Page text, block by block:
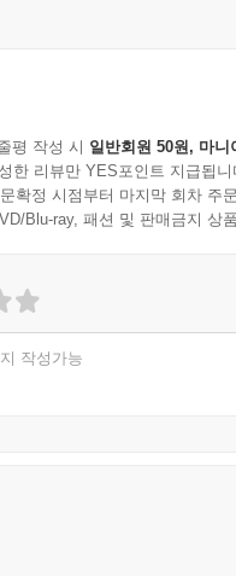
요약’, ‘연관 개념어’, ‘해
정확한 정의를 전달한다.
포괄되도록 했다. 개념들
평 작성 시 일반회원 50원, 마니
한 리뷰만 YES포인트 지급됩니
확정 시점부터 마지막 회차 주
Blu-ray, 패션 및 판매금지 상
작성가능